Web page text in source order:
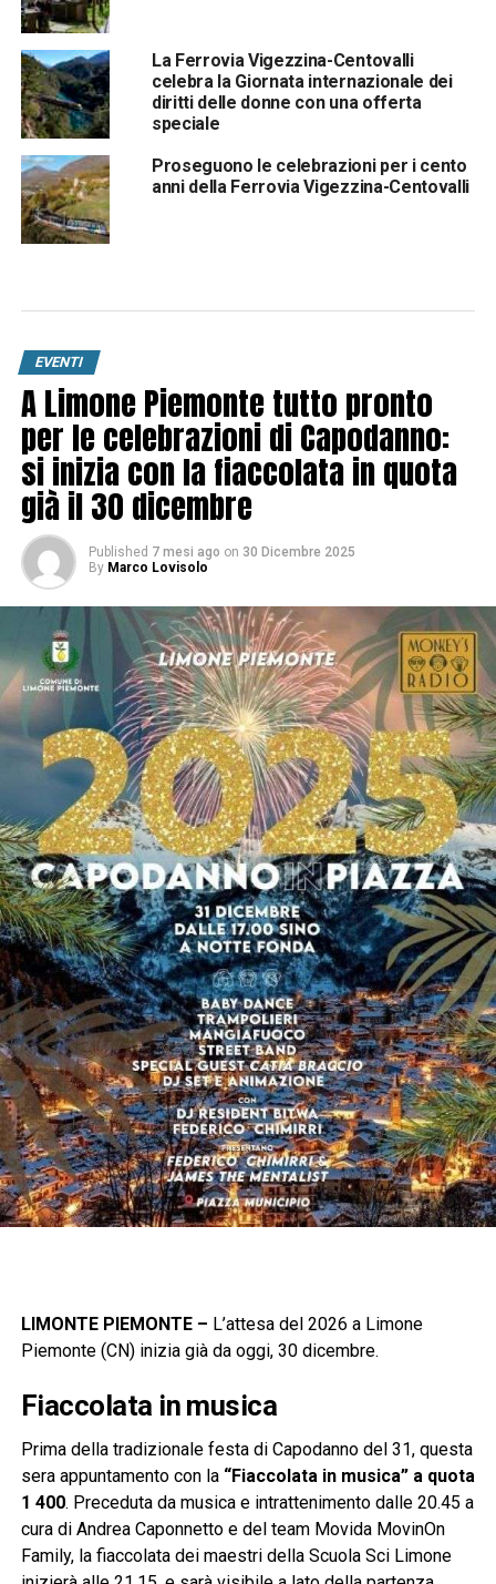
La Ferrovia Vigezzina-Centovalli
celebra la Giornata internazionale dei
diritti delle donne con una offerta
speciale
Proseguono le celebrazioni per i cento
anni della Ferrovia Vigezzina-Centovalli
EVENTI
A Limone Piemonte tutto pronto
per le celebrazioni di Capodanno:
si inizia con la fiaccolata in quota
già il 30 dicembre
Published 7 mesi ago on 30 Dicembre 2025
By Marco Lovisolo
LIMONTE PIEMONTE – L’attesa del 2026 a Limone
Piemonte (CN) inizia già da oggi, 30 dicembre.
Fiaccolata in musica
Prima della tradizionale festa di Capodanno del 31, questa
sera appuntamento con la “Fiaccolata in musica” a quota
1 400. Preceduta da musica e intrattenimento dalle 20.45 a
cura di Andrea Caponnetto e del team Movida MovinOn
Family, la fiaccolata dei maestri della Scuola Sci Limone